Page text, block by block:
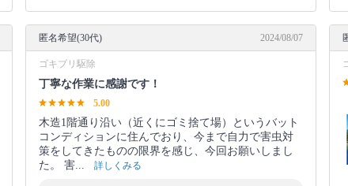
匿名希望(30代) 2024/08/07
ゴキブリ駆除
丁寧な作業に感謝です！
5.00
木造1階通り沿い（近くにゴミ捨て場）というバット
コンディションに住んでおり、今まで自力で害虫対
策をしてきたものの限界を感じ、今回お願いしまし
た。 害...
詳しくみる